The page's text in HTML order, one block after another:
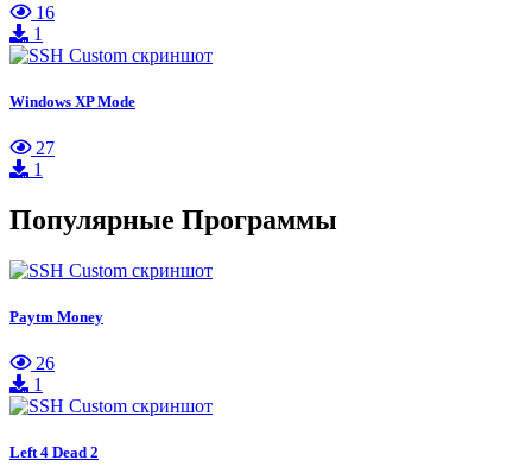
16
1
Windows XP Mode
27
1
Популярные Программы
Paytm Money
26
1
Left 4 Dead 2